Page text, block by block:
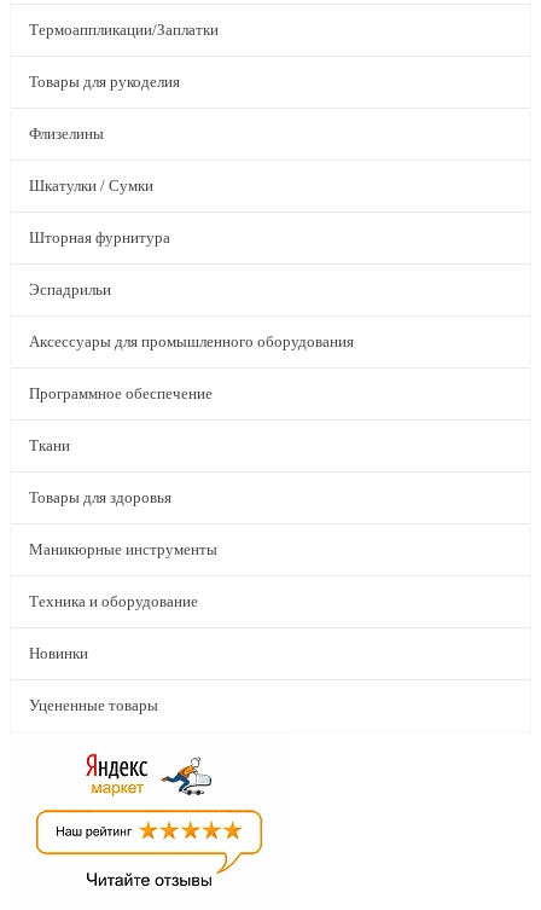
Термоаппликации/Заплатки
Товары для рукоделия
Флизелины
Шкатулки / Сумки
Шторная фурнитура
Эспадрильи
Аксессуары для промышленного оборудования
Программное обеспечение
Ткани
Товары для здоровья
Маникюрные инструменты
Техника и оборудование
Новинки
Уцененные товары